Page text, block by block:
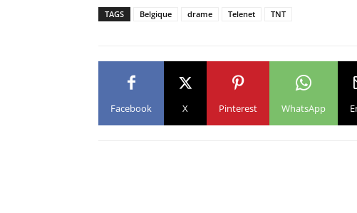
TAGS Belgique drame Telenet TNT
Facebook X Pinterest WhatsApp